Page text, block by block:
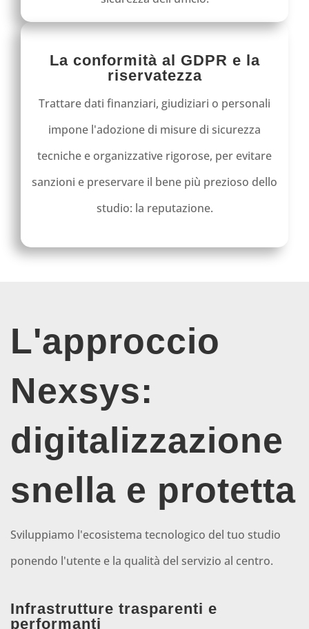
La conformità al GDPR e la
riservatezza
Trattare dati finanziari, giudiziari o personali
impone l'adozione di misure di sicurezza
tecniche e organizzative rigorose, per evitare
sanzioni e preservare il bene più prezioso dello
studio: la reputazione.
L'approccio
Nexsys:
digitalizzazione
snella e protetta
Sviluppiamo l'ecosistema tecnologico del tuo studio
ponendo l'utente e la qualità del servizio al centro.
Infrastrutture trasparenti e
performanti